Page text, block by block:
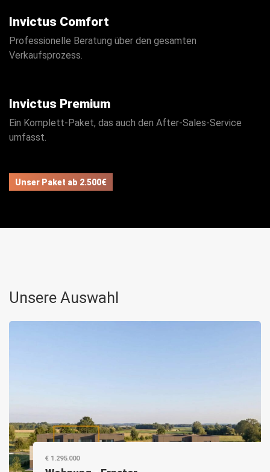
Invictus Comfort
Professionelle Beratung über den gesamten
Verkaufsprozess.
Invictus Premium
Ein Komplett-Paket, das auch den After-Sales-Service
umfasst.
Unser Paket ab 2.500€
Unsere Auswahl
€ 1.295.000